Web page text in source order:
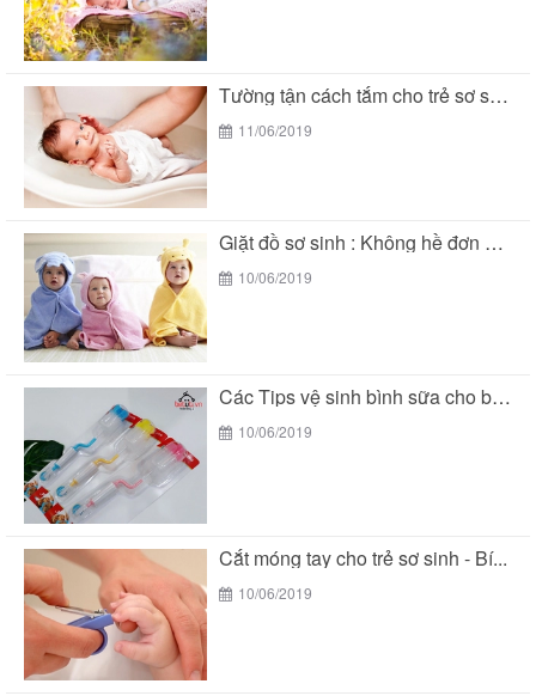
Tường tận cách tắm cho trẻ sơ sinh đúng...
11/06/2019
Giặt đồ sơ sinh : Không hề đơn giản...
10/06/2019
Các Tips vệ sinh bình sữa cho bé đúng...
10/06/2019
Cắt móng tay cho trẻ sơ sinh - Bí...
10/06/2019